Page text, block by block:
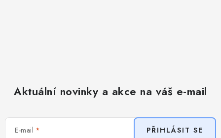
Aktuální novinky a akce na váš e-mail
E-mail PŘIHLÁSIT SE